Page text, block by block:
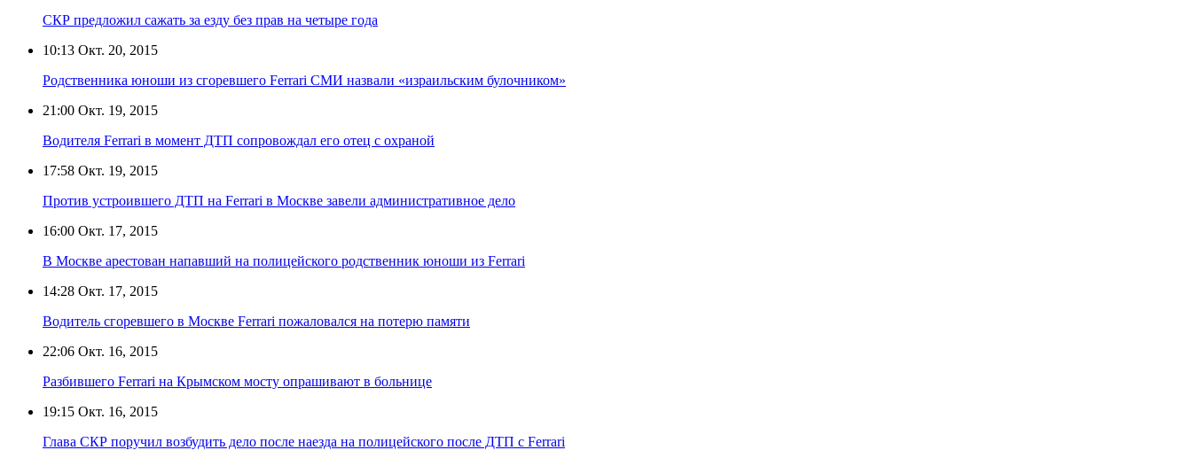
СКР предложил сажать за езду без прав на четыре года
10:13 Окт. 20, 2015
Родственника юноши из сгоревшего Ferrari СМИ назвали «израильским булочником»
21:00 Окт. 19, 2015
Водителя Ferrari в момент ДТП сопровождал его отец с охраной
17:58 Окт. 19, 2015
Против устроившего ДТП на Ferrari в Москве завели административное дело
16:00 Окт. 17, 2015
В Москве арестован напавший на полицейского родственник юноши из Ferrari
14:28 Окт. 17, 2015
Водитель сгоревшего в Москве Ferrari пожаловался на потерю памяти
22:06 Окт. 16, 2015
Разбившего Ferrari на Крымском мосту опрашивают в больнице
19:15 Окт. 16, 2015
Глава СКР поручил возбудить дело после наезда на полицейского после ДТП с Ferrari